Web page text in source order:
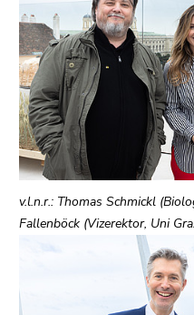
den
Zusatzinformationen
(Zugriffstaste
5)
Zu
den
Seiteneinstellungen
(Benutzer/Sprache)
8)
Zur
Suche
v.l.n.r.: Thomas Schmickl
Fallenböck (Vizerektor, Uni